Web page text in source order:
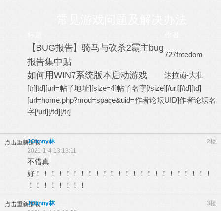
【BUG报告】骑马与砍杀2霸主bug
报告集中贴
727freedom
如何用WIN7系统版本启动游戏
达拉崩-大壮
[tr][td][url=帖子地址][size=4]帖子名字[/size][/url][/td][td]
[url=home.php?mod=space&uid=作者论坛UID]作者论坛名
字[/url][/td][/tr]
点击重新加载 2楼
JOhnny林
2021-1-4 13:13:11
不错真
好！！！！！！！！！！！！！！！！！！！！！！！！
！！！！！！！！
点击重新加载 3楼
JOhnny林